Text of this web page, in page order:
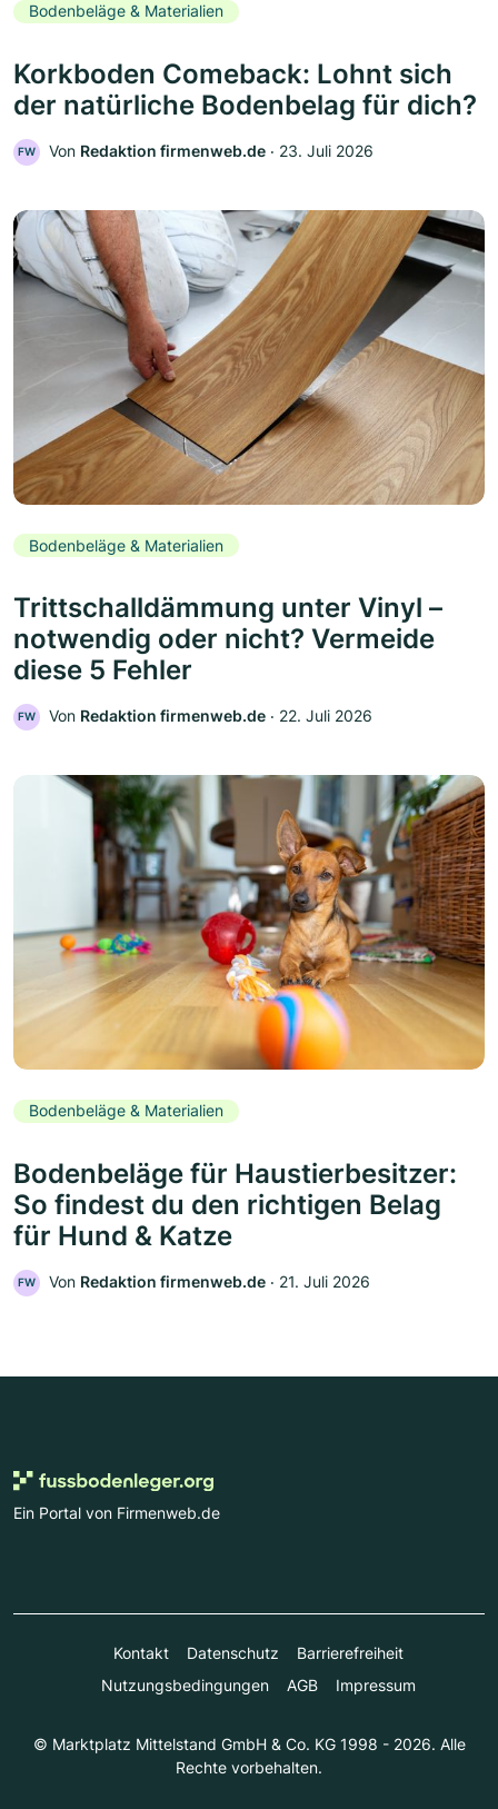
Bodenbeläge & Materialien
Korkboden Comeback: Lohnt sich
der natürliche Bodenbelag für dich?
FW Von Redaktion firmenweb.de ‧ 23. Juli 2026
Bodenbeläge & Materialien
Trittschalldämmung unter Vinyl –
notwendig oder nicht? Vermeide
diese 5 Fehler
FW Von Redaktion firmenweb.de ‧ 22. Juli 2026
Bodenbeläge & Materialien
Bodenbeläge für Haustierbesitzer:
So findest du den richtigen Belag
für Hund & Katze
FW Von Redaktion firmenweb.de ‧ 21. Juli 2026
Ein Portal von Firmenweb.de
Kontakt Datenschutz
Barrierefreiheit
Nutzungsbedingungen
AGB Impressum
© Marktplatz Mittelstand GmbH & Co. KG 1998 - 2026. Alle
Rechte vorbehalten.